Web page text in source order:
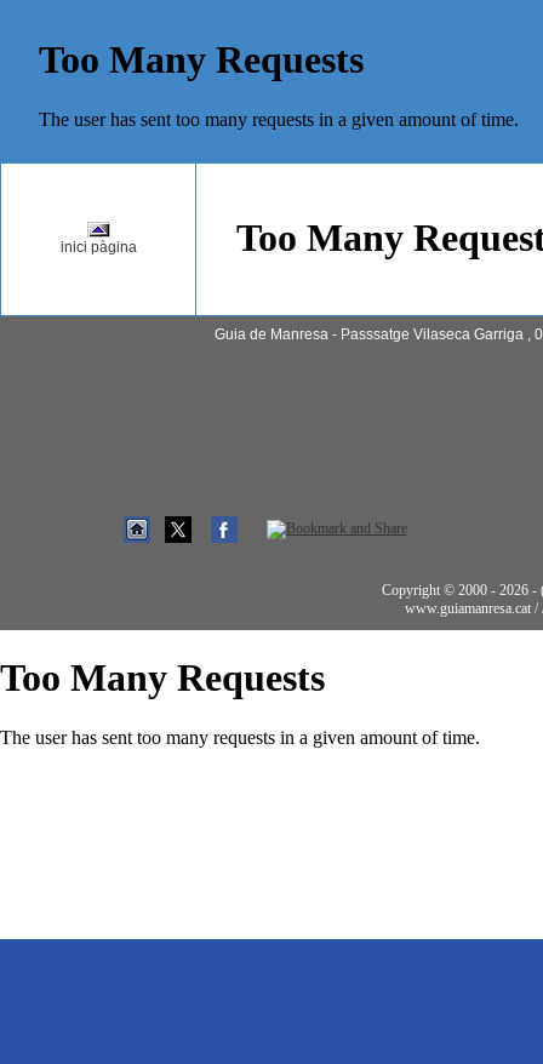
inici pàgina
Guia de Manresa - Passsatge Vilaseca Garriga ,
Copyright © 2000 - 2026 -
www.guiamanresa.cat